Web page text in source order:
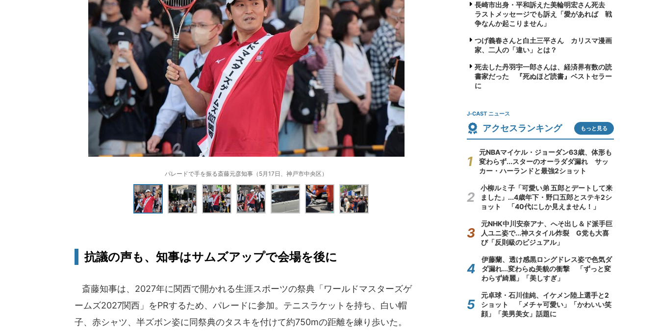
パレードで手を振る斎藤元彦知事（5月17日、神戸市中央区）
抗議の声も、知事はサムズアップで会場を後に
斎藤知事は、2027年に関西で開かれる生涯スポーツの祭典「ワールドマスターズゲ
ームズ2027関西」をPRするため、パレードに参加。テニスラケットを持ち、白い帽
子、赤シャツ、半ズボン姿に同祭典のタスキを付けて約750mの距離を練り歩いた。
長崎市出身・平和訴えた美輪明宏さん死去
ラストメッセージでも訴え「愛があれば 戦
争なんか起こりません」
つげ義春さんと白土三平さん カリスマ漫画
家、二人の「違い」とは？
死去した丹羽宇一郎さんは、経済界有数の読
書家だった 『死ぬほど読書』ベストセラー
に
J-CAST ニュース
アクセスランキング もっと見る
元NBAマイケル・ジョーダン63歳、体形も
変わらず...スターのオーラダダ漏れ サッ
カー・ハーランドと最強2ショット
小柳ルミ子「可愛い弟 五郎とデートして来
ました」...4歳年下・野口五郎とステキ2シ
ョット 「40代にしか見えません！」
元NHK中川安奈アナ、へそ出し＆ド派手巨
人ユニ姿で...神スタイル炸裂 G党も大喜
び「反則級のビジュアル」
伊藤蘭、透け感黒ロングドレス姿で色気ダ
ダ漏れ...変わらぬ美貌の衝撃 「ずっと変
わらず綺麗」「美しすぎ」
元卓球・石川佳純、イケメン陸上選手と2
ショット 「メチャ可愛い」「かわいい笑
顔」「美男美女」話題に